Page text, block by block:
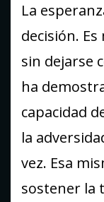
La
decisión.
sin dejarse
ha
capacidad
la
vez. Esa
sostener la